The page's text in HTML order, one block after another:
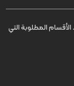
الأقسام المطلوبة التي